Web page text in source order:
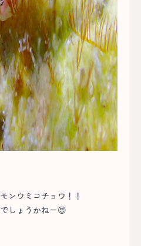
ンウミコチョウ！！
しょうかねー😍